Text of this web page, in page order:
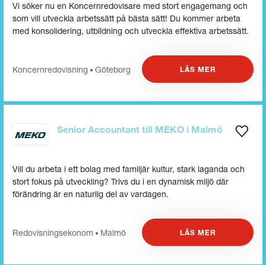
Vi söker nu en Koncernredovisare med stort engagemang och
som vill utveckla arbetssätt på bästa sätt! Du kommer arbeta
med konsolidering, utbildning och utveckla effektiva arbetssätt.
Koncern­redovisning • Göteborg LÄS MER
Senior Accountant till MEKO i Malmö
Vill du arbeta i ett bolag med familjär kultur, stark laganda och
stort fokus på utveckling? Trivs du i en dynamisk miljö där
förändring är en naturlig del av vardagen.
Redovisnings­ekonom • Malmö LÄS MER